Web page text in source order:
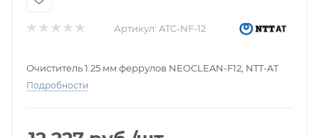
Артикул: ATC-NF-12
Очиститель 1.25 мм феррулов NEOCLEAN-F12, NTT-AT
Подробности